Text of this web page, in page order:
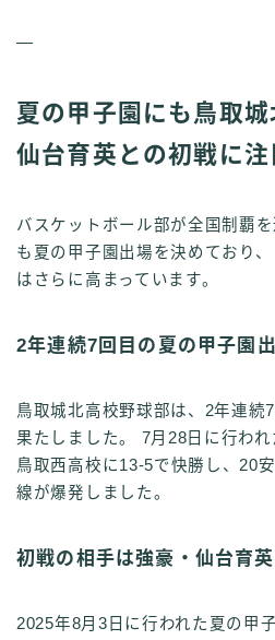
—
夏の甲子園にも鳥取城
仙台育英との初戦に注
バスケットボール部が全国制覇
も夏の甲子園出場を決めており
はさらに高まっています。
2年連続7回目の夏の甲子園
鳥取城北高校野球部は、2年連続
果たしました。 7月28日に行われ
鳥取西高校に13-5で快勝し、20
線が爆発しました。
初戦の相手は強豪・仙台育英
2025年8月3日に行われた夏の甲